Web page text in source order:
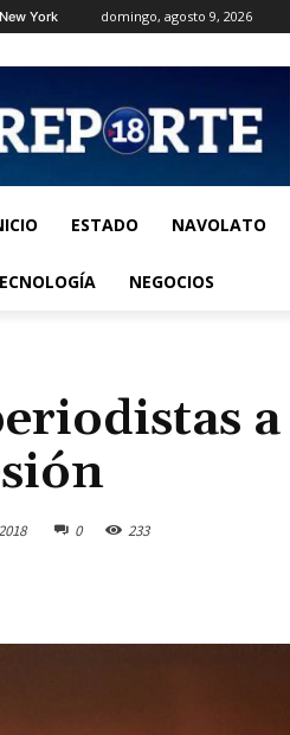
New York domingo, agosto 9, 2026
ESTADO NAVOLATO
NEGOCIOS
0 233